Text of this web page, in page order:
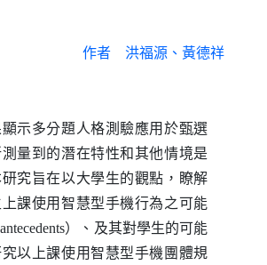
作者 洪福源、黃德祥
多分題人格測驗應用於甄選
量到的潛在特性和其他情境是
究旨在以大學生的觀點，瞭解
課使用智慧型手機行為之可能
antecedents）、及其對學生的可能
以上課使用智慧型手機團體規